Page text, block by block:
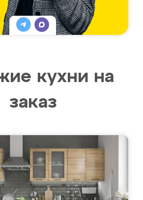
кухни на
заказ